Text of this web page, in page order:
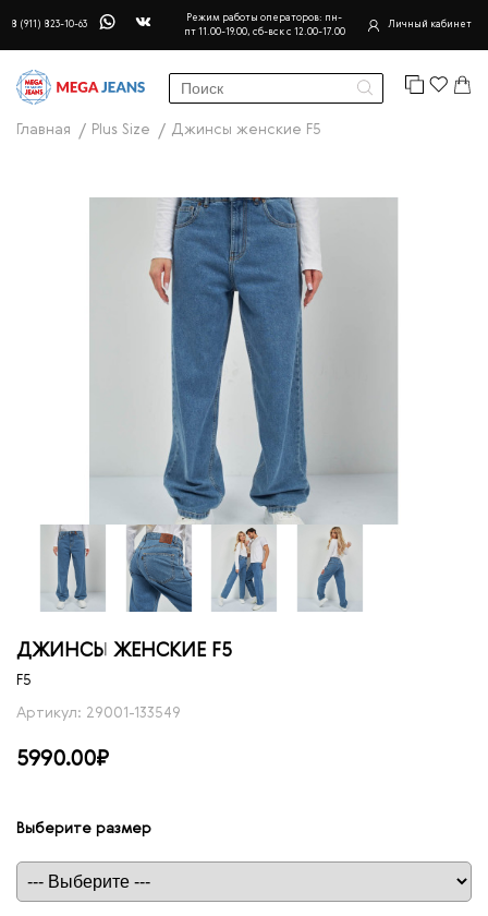
8 (911) 823-10-63
Режим работы операторов: пн-
пт 11.00-19.00, сб-вск с 12.00-17.00
Личный кабинет
Главная Plus Size Джинсы женские F5
ДЖИНСЫ ЖЕНСКИЕ F5
F5
Артикул: 29001-133549
5990.00₽
Выберите размер
Таблица размеров